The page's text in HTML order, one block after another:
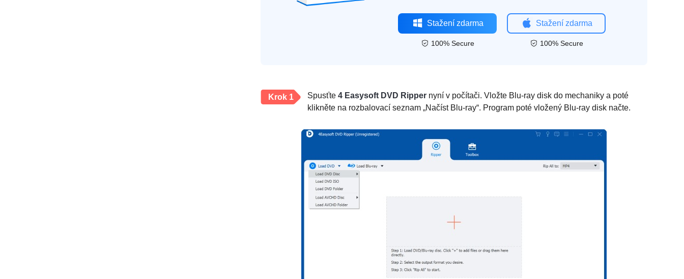
Stažení zdarma
100% Secure
Stažení zdarma
100% Secure
Krok 1 Spusťte 4 Easysoft DVD Ripper nyní v počítači. Vložte Blu-ray disk do mechaniky a poté
klikněte na rozbalovací seznam „Načíst Blu-ray“. Program poté vložený Blu-ray disk načte.